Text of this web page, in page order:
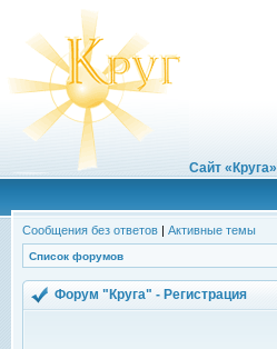
Сайт «Круга»
Сообщения без ответов | Активные темы
Список форумов
Форум "Круга" - Регистрация